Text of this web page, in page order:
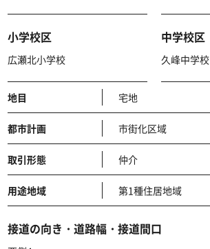
小学校区
広瀬北小学校
中学校区
久峰中学校
地目 宅地
都市計画 市街化区域
取引形態 仲介
用途地域 第1種住居地域
接道の向き・道路幅・接道間口